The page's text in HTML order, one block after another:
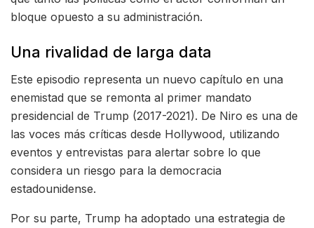
bloque opuesto a su administración.
Una rivalidad de larga data
Este episodio representa un nuevo capítulo en una
enemistad que se remonta al primer mandato
presidencial de Trump (2017-2021). De Niro es una de
las voces más críticas desde Hollywood, utilizando
eventos y entrevistas para alertar sobre lo que
considera un riesgo para la democracia
estadounidense.
Por su parte, Trump ha adoptado una estrategia de